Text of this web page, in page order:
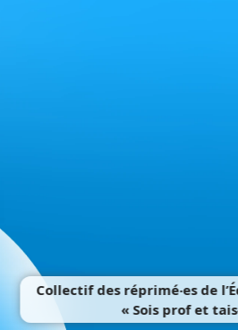
Collectif des réprimé‧es de
« Sois prof et